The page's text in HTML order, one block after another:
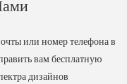
или номер телефона в
вам бесплатную
дизайнов